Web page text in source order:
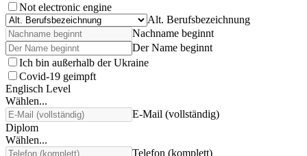
Not electronic engine
Alt. Berufsbezeichnung
Nachname beginnt
Der Name beginnt
Ich bin außerhalb der Ukraine
Covid-19 geimpft
Englisch Level
Wählen...
E-Mail (vollständig)
Diplom
Wählen...
Telefon (komplett)